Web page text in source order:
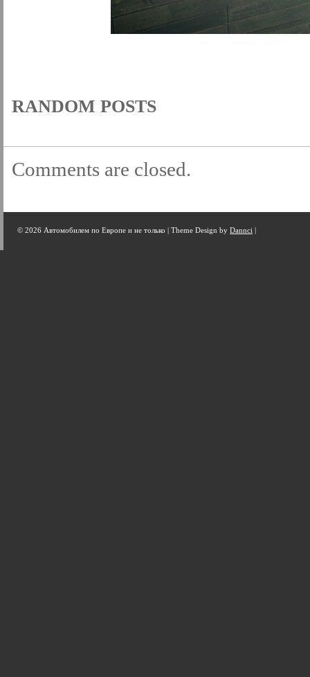
RANDOM POSTS
Comments are closed.
© 2026 Автомобилем по Европе и не только | Theme Design by Dannci |